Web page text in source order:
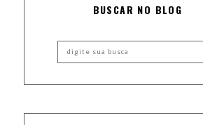
BUSCAR NO BLOG